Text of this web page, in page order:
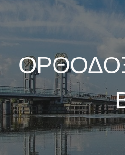
Skip to main